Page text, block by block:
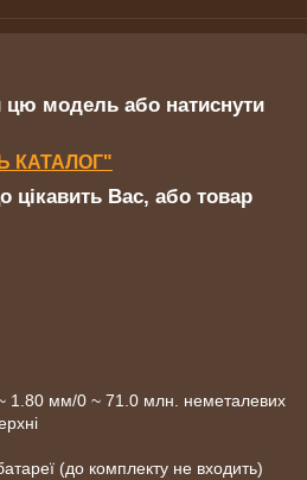
модель або натиснути
КАТАЛОГ"
цікавить Вас, або товар
1.80 мм/0 ~ 71.0 млн. неметалевих
(до комплекту не входить)